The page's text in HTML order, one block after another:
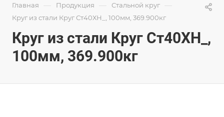
Главная — Продукция — Стальной круг —
Круг из стали Круг Ст40ХН_, 100мм, 369.900кг
Круг из стали Круг Ст40ХН_,
100мм, 369.900кг